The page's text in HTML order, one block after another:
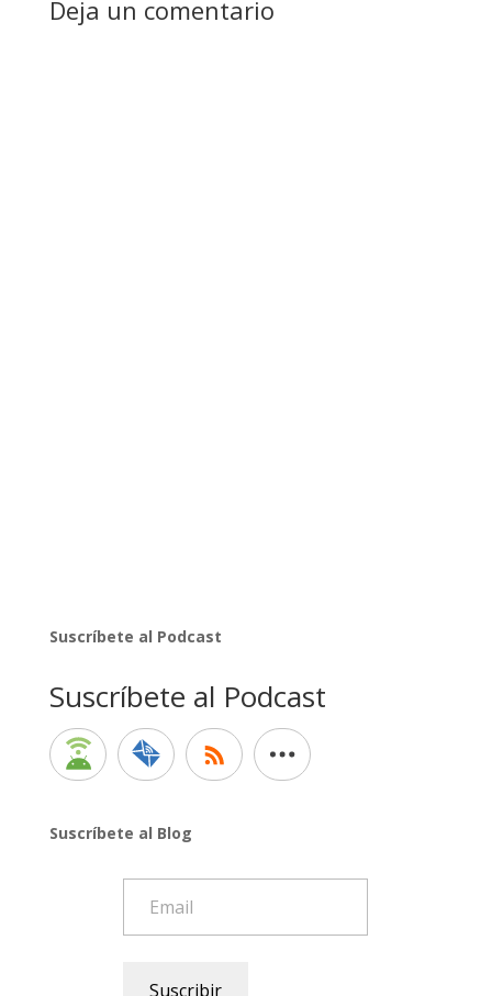
Deja un comentario
Suscríbete al Podcast
Suscríbete al Podcast
Suscríbete al Blog
Suscribir